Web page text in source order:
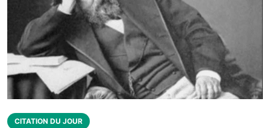
CITATION DU JOUR